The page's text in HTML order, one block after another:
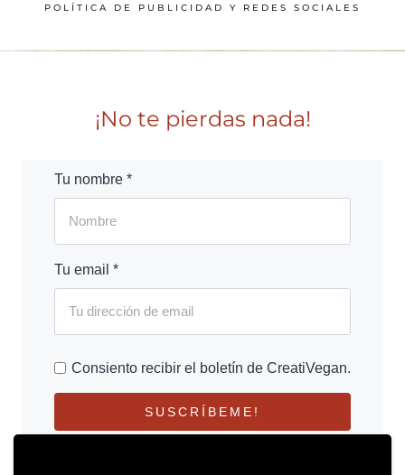
POLÍTICA DE PUBLICIDAD Y REDES SOCIALES
¡No te pierdas nada!
Tu nombre *
Tu email *
Consiento recibir el boletín de CreatiVegan.
SUSCRÍBEME!